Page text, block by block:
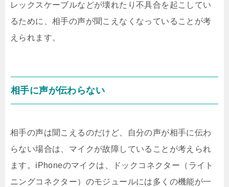
レックスケーブルなどが壊れたり不具合を起こしてい
るために、相手の声が聞こえなくなっていることが考
えられます。
相手に声が伝わらない
相手の声は聞こえるのだけど、自分の声が相手に伝わ
らない場合は、マイクが故障していることが考えられ
ます。iPhoneのマイクは、ドックコネクター（ライト
ニングコネクター）のモジュールには多くの機能が一